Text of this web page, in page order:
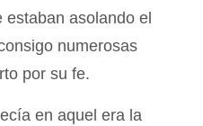
estaban asolando el
numerosas
por su fe.
en aquel era la